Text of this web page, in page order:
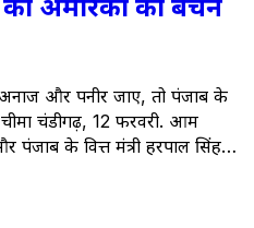
अमेरिका को बेचने
और पनीर जाए, तो पंजाब के
चंडीगढ़, 12 फरवरी. आम
पंजाब के वित्त मंत्री हरपाल सिंह
<a